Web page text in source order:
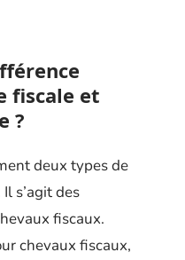
fiscale et
?
deux types de
s’agit des
fiscaux.
chevaux fiscaux,